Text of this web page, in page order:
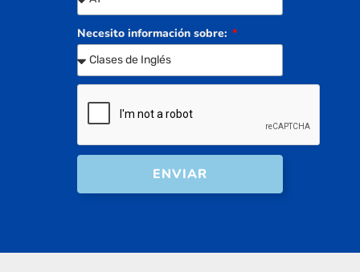
Necesito información sobre:
ENVIAR